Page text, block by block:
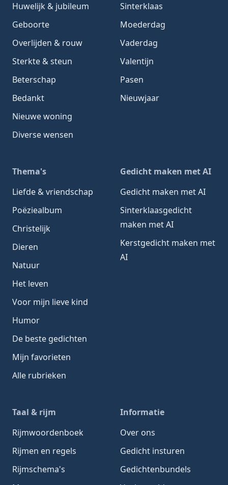
Huwelijk & jubileum
Geboorte
Overlijden & rouw
Sterkte & steun
Beterschap
Bedankt
Nieuwe woning
Diverse wensen
Sinterklaas
Moederdag
Vaderdag
Valentijn
Pasen
Nieuwjaar
Thema's
Liefde & vriendschap
Poëziealbum
Christelijk
Dieren
Natuur
Het leven
Voor mijn lieve kind
Humor
De beste gedichten
Mijn favorieten
Alle rubrieken
Gedicht maken met AI
Gedicht maken met AI
Sinterklaasgedicht
maken met AI
Kerstgedicht maken met
AI
Taal & rijm
Rijmwoordenboek
Rijmen en regels
Rijmschema's
Informatie
Over ons
Gedicht insturen
Gedichtenbundels